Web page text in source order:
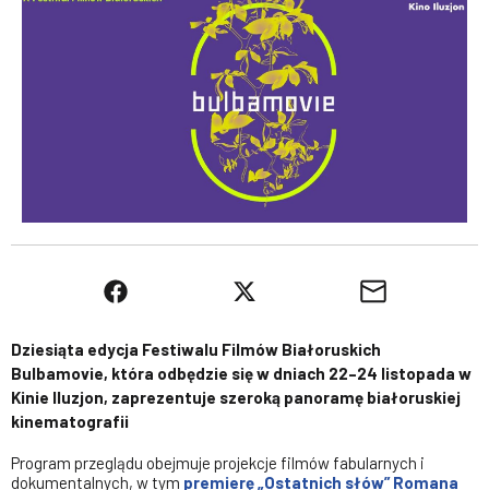
Dziesiąta edycja Festiwalu Filmów Białoruskich
Bulbamovie, która odbędzie się w dniach 22–24 listopada w
Kinie Iluzjon, zaprezentuje szeroką panoramę białoruskiej
kinematografii
Program przeglądu obejmuje projekcje filmów fabularnych i
dokumentalnych, w tym premierę „Ostatnich słów” Romana